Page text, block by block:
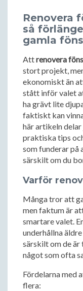
Renovera
så
gamla
Attrenovera
stort projekt,
ekonomiskt än
stått inför valet
ha grävt lite
faktiskt kan
här artikeln delar
praktiska tips
som funderar på
särskilt om du
Varför
Många tror att
men faktum är
smartare valet.
underhållna
särskilt om de
något som ofta
Fördelarna med
flera: